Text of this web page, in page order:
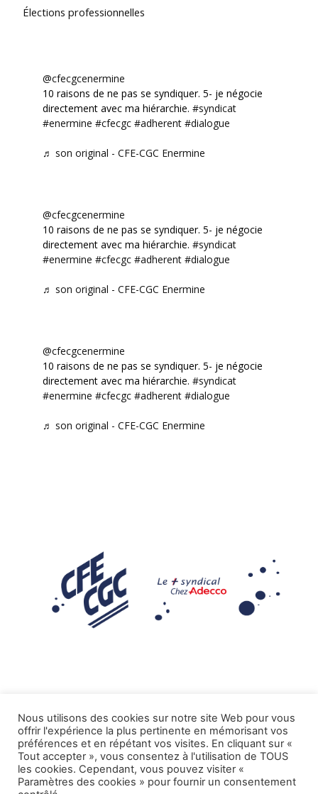
Élections professionnelles
@cfecgcenermine
10 raisons de ne pas se syndiquer. 5- je négocie
directement avec ma hiérarchie. #syndicat
#enermine #cfecgc #adherent #dialogue
♬ son original - CFE-CGC Enermine
@cfecgcenermine
10 raisons de ne pas se syndiquer. 5- je négocie
directement avec ma hiérarchie. #syndicat
#enermine #cfecgc #adherent #dialogue
♬ son original - CFE-CGC Enermine
@cfecgcenermine
10 raisons de ne pas se syndiquer. 5- je négocie
directement avec ma hiérarchie. #syndicat
#enermine #cfecgc #adherent #dialogue
♬ son original - CFE-CGC Enermine
Mentions légales
Tous droits réservés CFE-CGC ADECCO.
Nous utilisons des cookies sur notre site Web pour vous
offrir l'expérience la plus pertinente en mémorisant vos
préférences et en répétant vos visites. En cliquant sur «
Tout accepter », vous consentez à l'utilisation de TOUS
les cookies. Cependant, vous pouvez visiter «
Paramètres des cookies » pour fournir un consentement